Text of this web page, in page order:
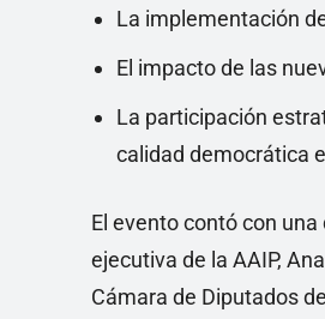
La implementación
El impacto de las
La participación
calidad democrática
El evento contó con
ejecutiva de la AAIP,
Cámara de Diputados